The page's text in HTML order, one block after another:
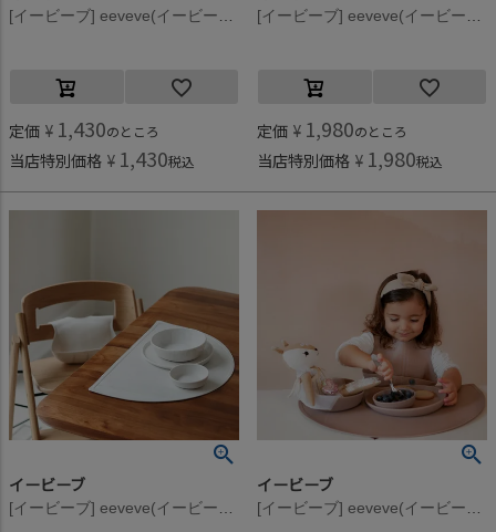
[イービーブ] eeveve(イービーブ) シリコンボウル S Autumn Gold Dark
定価 ¥ 1,430のところ
当店特別価格 ¥ 1,430税込
[イービーブ] eeveve(イービーブ) Marble シリコンプレート L Cloudy Gray
定価 ¥ 1,980のところ
当店特別価格 ¥ 1,980税込
イービーブ
[イービーブ] eeveve(イービーブ) Marble シリコンプレート L Autumn Gold
イービーブ
[イービーブ] eeveve(イービーブ) Marble シリコンプレート L Powder Blush